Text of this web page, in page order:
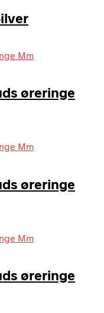
øreringe
øreringe
øreringe